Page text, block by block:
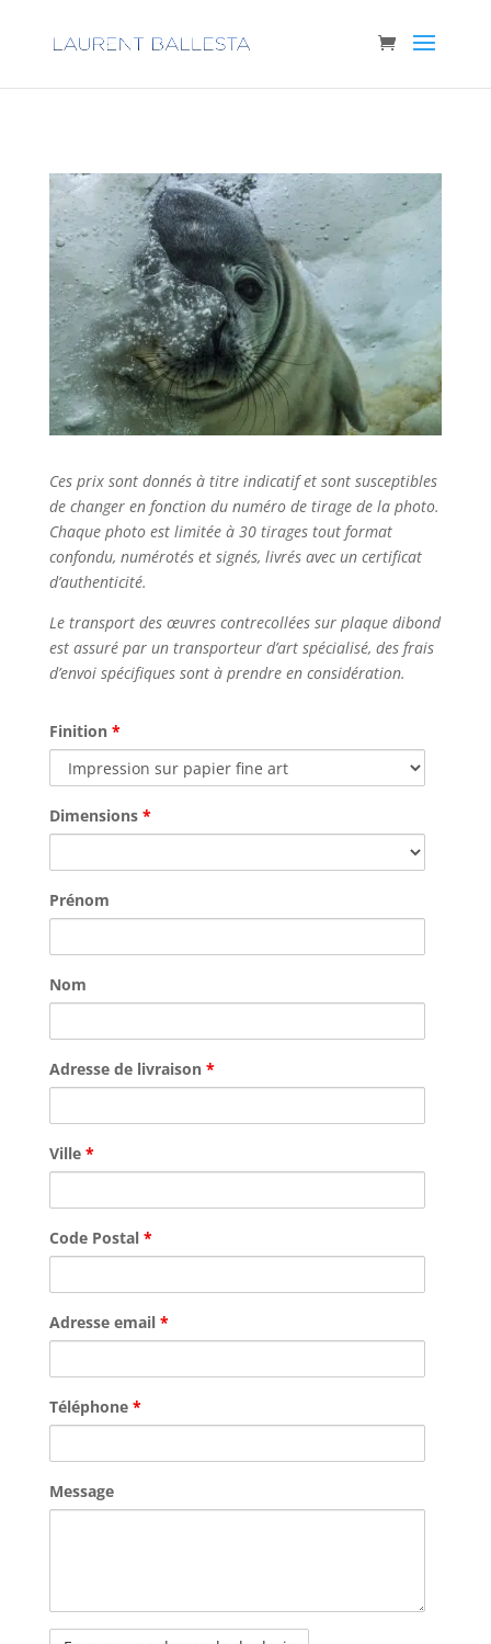
Ces prix sont donnés à titre indicatif et sont susceptibles
de changer en fonction du numéro de tirage de la photo.
Chaque photo est limitée à 30 tirages tout format
confondu, numérotés et signés, livrés avec un certificat
d’authenticité.
Le transport des œuvres contrecollées sur plaque dibond
est assuré par un transporteur d’art spécialisé, des frais
d’envoi spécifiques sont à prendre en considération.
Finition *
Dimensions *
Prénom
Nom
Adresse de livraison *
Ville *
Code Postal *
Adresse email *
Téléphone *
Message